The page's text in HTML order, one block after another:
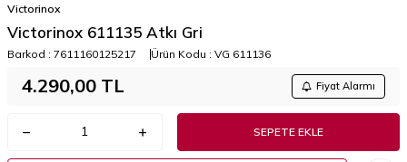
Victorinox
Victorinox 611135 Atkı Gri
Barkod : 7611160125217 Ürün Kodu : VG 611136
4.290,00 TL Fiyat Alarmı
SEPETE EKLE